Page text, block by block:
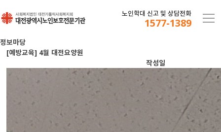
노인학대 신고 및 상담전화
1577-1389
정보마당
[예방교육] 4월 대전요양원
작성일